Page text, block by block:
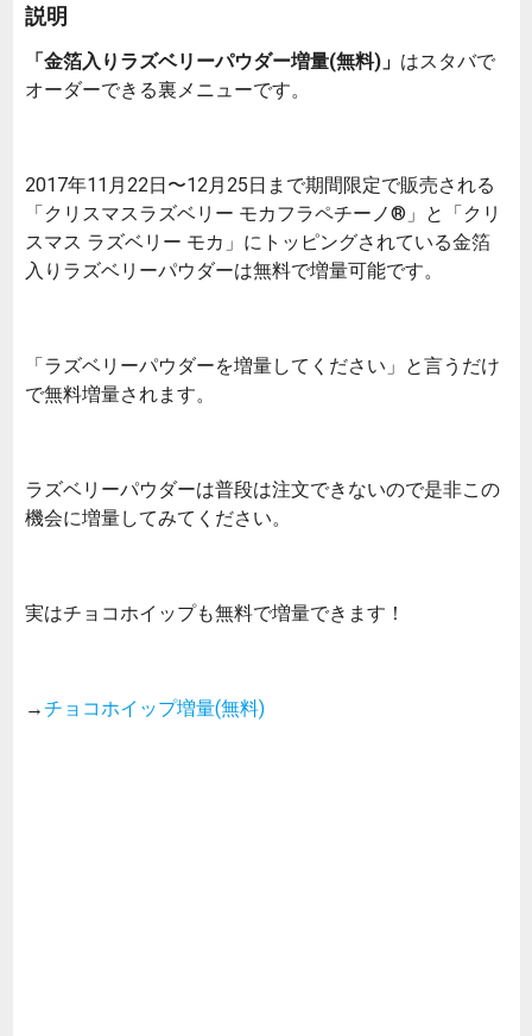
説明
「金箔入りラズベリーパウダー増量(無料)」 はスタバで
オーダーできる裏メニューです。
2017年11月22日〜12月25日まで期間限定で販売される
「クリスマスラズベリー モカフラペチーノ®」と「クリ
スマス ラズベリー モカ」にトッピングされている金箔
入りラズベリーパウダーは無料で増量可能です。
「ラズベリーパウダーを増量してください」と言うだけ
で無料増量されます。
ラズベリーパウダーは普段は注文できないので是非この
機会に増量してみてください。
実はチョコホイップも無料で増量できます！
→チョコホイップ増量(無料)